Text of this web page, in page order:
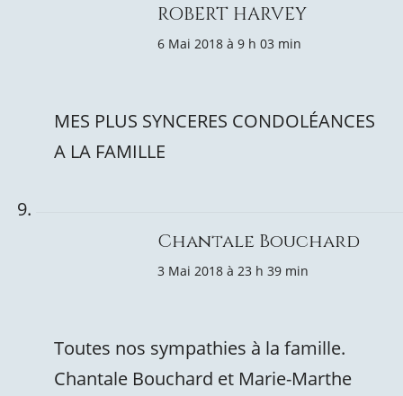
ROBERT HARVEY
6 Mai 2018 à 9 h 03 min
MES PLUS SYNCERES CONDOLÉANCES
A LA FAMILLE
Chantale Bouchard
3 Mai 2018 à 23 h 39 min
Toutes nos sympathies à la famille.
Chantale Bouchard et Marie-Marthe